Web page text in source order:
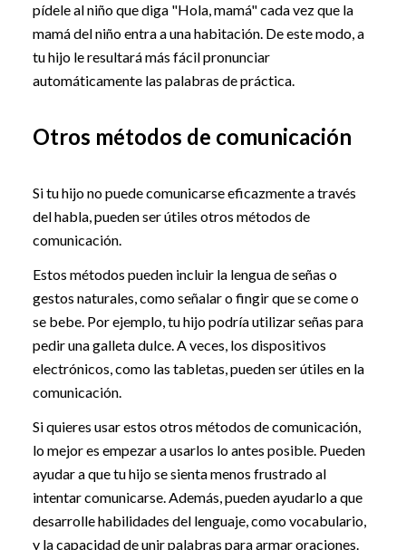
pídele al niño que diga "Hola, mamá" cada vez que la
mamá del niño entra a una habitación. De este modo, a
tu hijo le resultará más fácil pronunciar
automáticamente las palabras de práctica.
Otros métodos de comunicación
Si tu hijo no puede comunicarse eficazmente a través
del habla, pueden ser útiles otros métodos de
comunicación.
Estos métodos pueden incluir la lengua de señas o
gestos naturales, como señalar o fingir que se come o
se bebe. Por ejemplo, tu hijo podría utilizar señas para
pedir una galleta dulce. A veces, los dispositivos
electrónicos, como las tabletas, pueden ser útiles en la
comunicación.
Si quieres usar estos otros métodos de comunicación,
lo mejor es empezar a usarlos lo antes posible. Pueden
ayudar a que tu hijo se sienta menos frustrado al
intentar comunicarse. Además, pueden ayudarlo a que
desarrolle habilidades del lenguaje, como vocabulario,
y la capacidad de unir palabras para armar oraciones.